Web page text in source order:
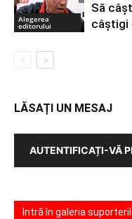
Alegerea
editorului
Să
câștigi
LĂSAȚI UN MESAJ
AUTENTIFICAȚI-VĂ
Intră în galeria